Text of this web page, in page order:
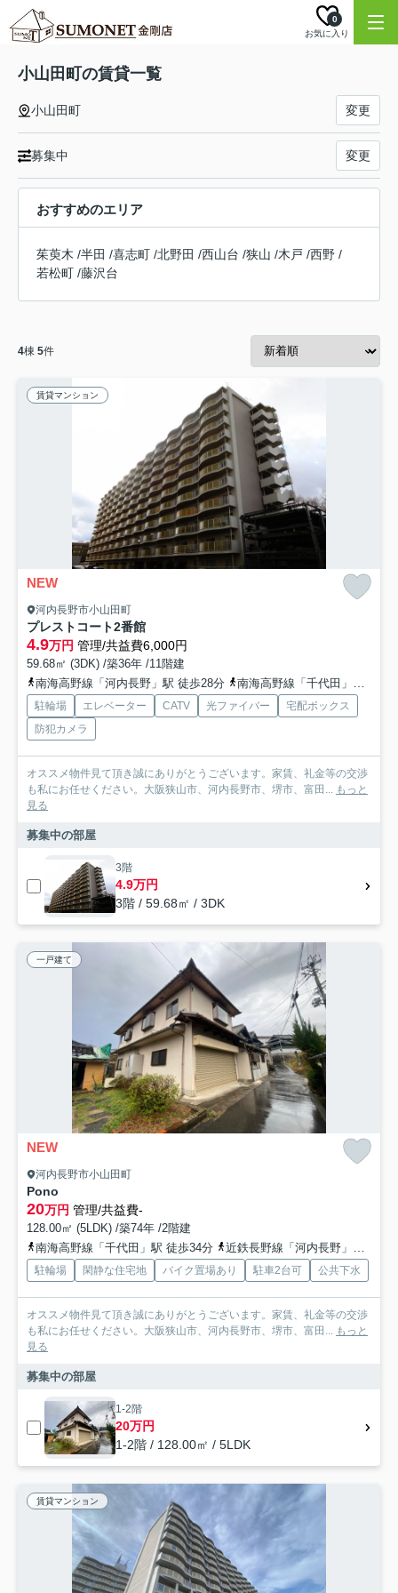
お気に入り
0
小山田町の賃貸一覧
小山田町 変更
募集中 変更
おすすめのエリア
茱萸木 /半田 /喜志町 /北野田 /西山台 /狭山 /木戸 /西野 /
若松町 /藤沢台
4棟 5件
賃貸マンション
NEW
河内長野市小山田町
プレストコート2番館
4.9万円 管理/共益費6,000円
59.68㎡ (3DK) /築36年 /11階建
南海高野線「河内長野」駅 徒歩28分
南海高野線「千代田」駅 徒歩25分
駐輪場 エレベーター CATV 光ファイバー
宅配ボックス
防犯カメラ
オススメ物件見て頂き誠にありがとうございます。家賃、礼金等の交渉
も私にお任せください。大阪狭山市、河内長野市、堺市、富田... もっと
見る
募集中の部屋
3階
4.9万円
3階 / 59.68㎡ / 3DK
一戸建て
NEW
河内長野市小山田町
Pono
20万円 管理/共益費-
128.00㎡ (5LDK) /築74年 /2階建
南海高野線「千代田」駅 徒歩34分
近鉄長野線「河内長野」駅 徒歩39分
駐輪場 閑静な住宅地 バイク置場あり 駐車2台可 公共下水
オススメ物件見て頂き誠にありがとうございます。家賃、礼金等の交渉
も私にお任せください。大阪狭山市、河内長野市、堺市、富田... もっと
見る
募集中の部屋
1-2階
20万円
1-2階 / 128.00㎡ / 5LDK
賃貸マンション